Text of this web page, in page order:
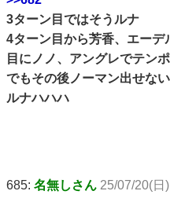
3ターン目ではそうルナ
4ターン目から芳香、エー
目にノノ、アングレでテン
でもその後ノーマン出せな
ルナハハハ
685: 名無しさん 25/07/20(日